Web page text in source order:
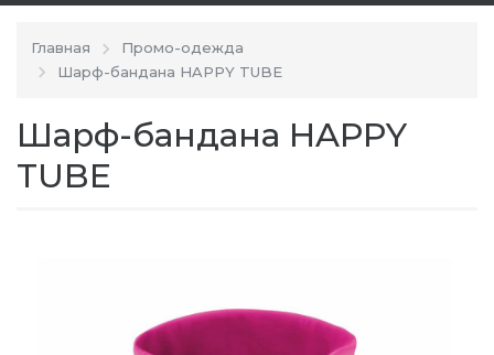
Главная
Промо-одежда
Шарф-бандана HAPPY TUBE
Шарф-бандана HAPPY
TUBE